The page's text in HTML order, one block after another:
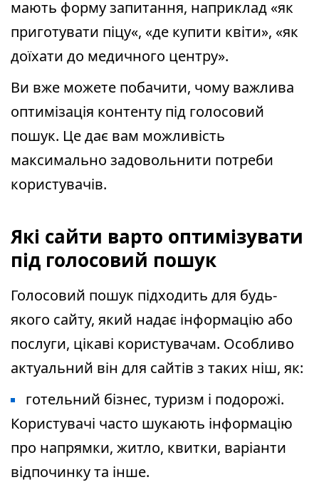
мають форму запитання, наприклад «як
приготувати піцу«, «де купити квіти», «як
доїхати до медичного центру».
Ви вже можете побачити, чому важлива
оптимізація контенту під голосовий
пошук. Це дає вам можливість
максимально задовольнити потреби
користувачів.
Які сайти варто оптимізувати
під голосовий пошук
Голосовий пошук підходить для будь-
якого сайту, який надає інформацію або
послуги, цікаві користувачам. Особливо
актуальний він для сайтів з таких ніш, як:
готельний бізнес, туризм і подорожі.
Користувачі часто шукають інформацію
про напрямки, житло, квитки, варіанти
відпочинку та інше.